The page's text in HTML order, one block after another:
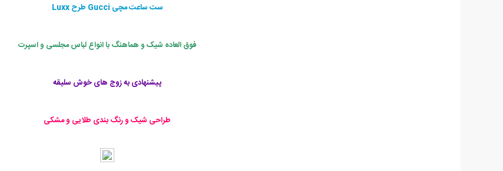
ست ساعت مچی Gucci طرح Luxx
فوق العاده شیک و هماهنگ با انواع لباس مجلسی و اسپرت
پیشنهادی به زوج های خوش سلیقه
طراحی شیک و رنگ بندی طلایی و مشکی